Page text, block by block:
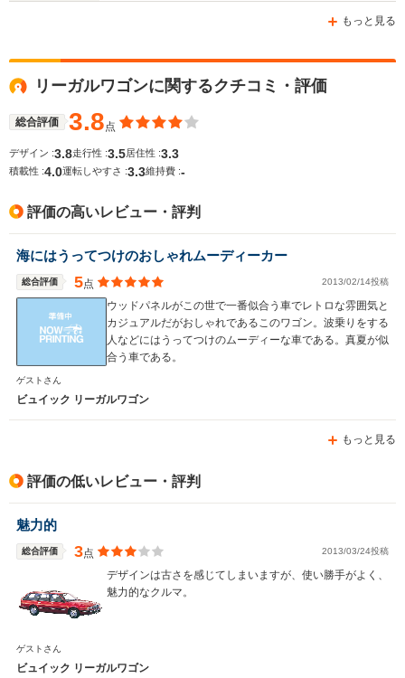
WLTCモード
燃費
排気量
駆動方式
-
2967cc
FF
-
もっと見る
リーガルワゴンに関するクチコミ・評価
総合評価 3.8点
デザイン :3.8走行性 :3.5 居住性 :3.3
積載性 :4.0運転しやすさ :3.3維持費 :-
評価の高いレビュー・評判
海にはうってつけのおしゃれムーディーカー
総合評価 5点 2013/02/14投稿
ウッドパネルがこの世で一番似合う車でレトロな雰囲気と
カジュアルだがおしゃれであるこのワゴン。波乗りをする
人などにはうってつけのムーディーな車である。真夏が似
合う車である。
ゲストさん
ビュイック リーガルワゴン
もっと見る
評価の低いレビュー・評判
魅力的
総合評価 3点 2013/03/24投稿
デザインは古さを感じてしまいますが、使い勝手がよく、
魅力的なクルマ。
ゲストさん
ビュイック リーガルワゴン